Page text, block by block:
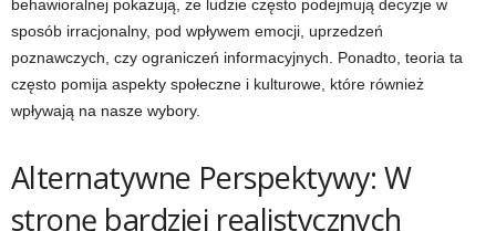
behawioralnej pokazują, że ludzie często podejmują decyzje w
sposób irracjonalny, pod wpływem emocji, uprzedzeń
poznawczych, czy ograniczeń informacyjnych. Ponadto, teoria ta
często pomija aspekty społeczne i kulturowe, które również
wpływają na nasze wybory.
Alternatywne Perspektywy: W
stronę bardziej realistycznych